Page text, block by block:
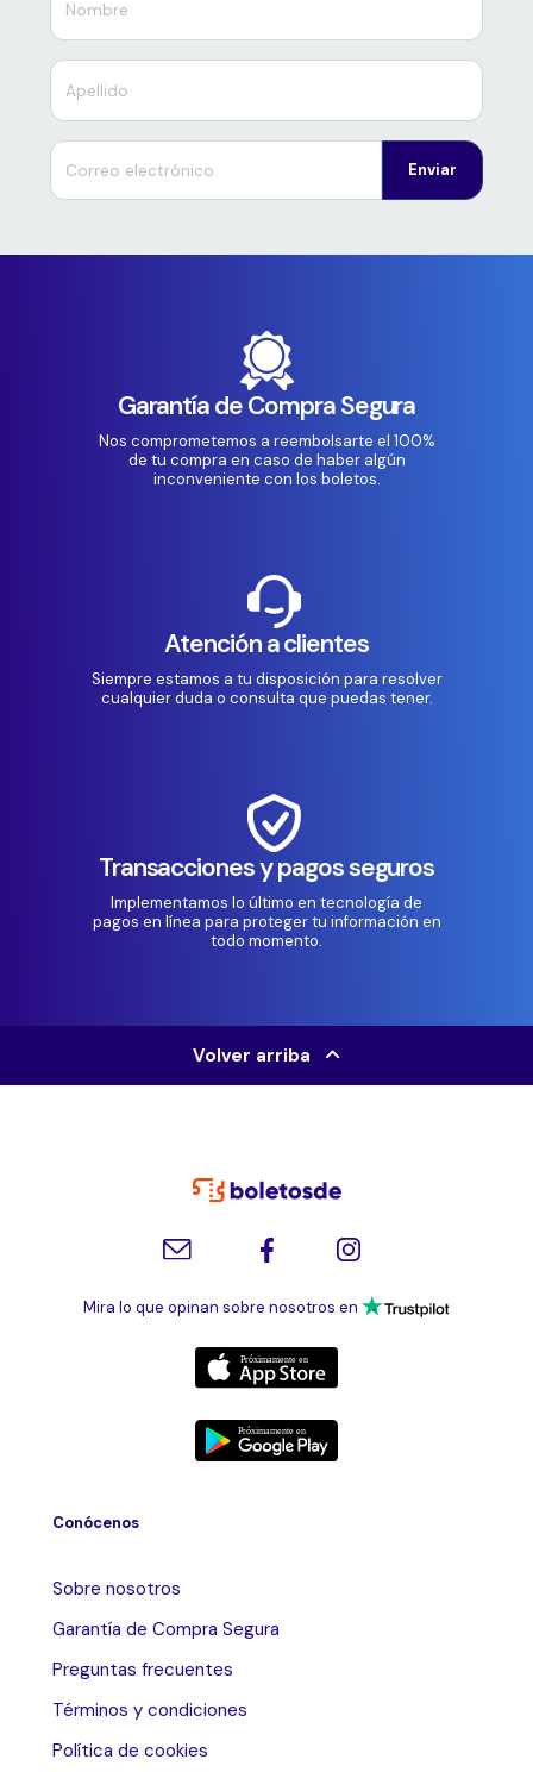
Enviar
Garantía de Compra Segura
Nos comprometemos a reembolsarte el 100%
de tu compra en caso de haber algún
inconveniente con los boletos.
Atención a clientes
Siempre estamos a tu disposición para resolver
cualquier duda o consulta que puedas tener.
Transacciones y pagos seguros
Implementamos lo último en tecnología de
pagos en línea para proteger tu información en
todo momento.
Volver arriba
Mira lo que opinan sobre nosotros en
Conócenos
Sobre nosotros
Garantía de Compra Segura
Preguntas frecuentes
Términos y condiciones
Política de cookies